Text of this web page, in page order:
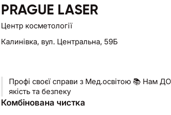
PRAGUE LASER
Центр косметології
Калинівка, вул. Центральна, 59Б
Профі своєї справи з Мед.освітою 📚 Нам
якість та безпеку
Комбінована чистка